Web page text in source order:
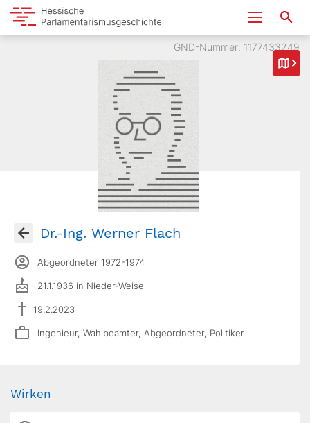
GND-Nummer: 1177433249
Dr.-Ing. Werner Flach
Abgeordneter 1972-1974
21.1.1936 in Nieder-Weisel
19.2.2023
Ingenieur, Wahlbeamter, Abgeordneter, Politiker
Wirken